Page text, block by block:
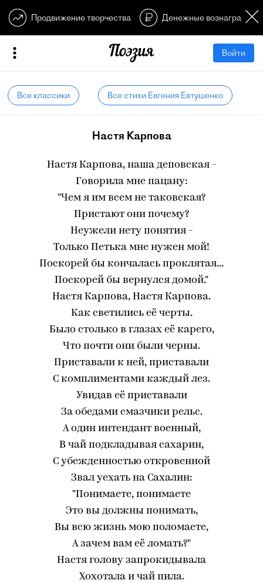
Продвижение творчества Денежные
Войти
Все классики Все стихи Евгения Евтушенко
Настя Карпова
Настя Карпова, наша деповская -
Говорила мне пацану:
"Чем я им всем не таковская?
Пристают они почему?
Неужели нету понятия -
Только Петька мне нужен мой!
Поскорей бы кончалась проклятая...
Поскорей бы вернулся домой."
Настя Карпова, Настя Карпова.
Как светились её черты.
Было столько в глазах её карего,
Что почти они были черны.
Приставали к ней, приставали
С комплиментами каждый лез.
Увидав её приставали
За обедами смазчики рельс.
А один интендант военный,
В чай подкладывая сахарин,
С убежденностью откровенной
Звал уехать на Сахалин:
"Понимаете, понимаете
Это вы должны понимать,
Вы всю жизнь мою поломаете,
А зачем вам её ломать?"
Настя голову запрокидывала
Хохотала и чай пила.